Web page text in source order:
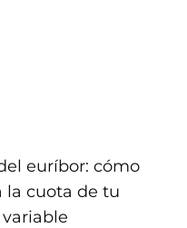
euríbor: cómo
la cuota de tu